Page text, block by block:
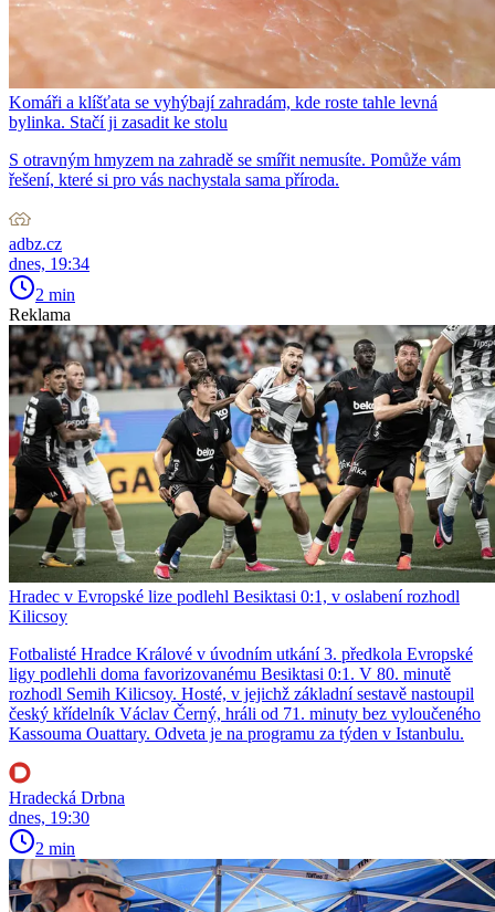
Komáři a klíšťata se vyhýbají zahradám, kde roste tahle levná
bylinka. Stačí ji zasadit ke stolu
S otravným hmyzem na zahradě se smířit nemusíte. Pomůže vám
řešení, které si pro vás nachystala sama příroda.
adbz.cz
dnes, 19:34
2 min
Reklama
Hradec v Evropské lize podlehl Besiktasi 0:1, v oslabení rozhodl
Kilicsoy
Fotbalisté Hradce Králové v úvodním utkání 3. předkola Evropské
ligy podlehli doma favorizovanému Besiktasi 0:1. V 80. minutě
rozhodl Semih Kilicsoy. Hosté, v jejichž základní sestavě nastoupil
český křídelník Václav Černý, hráli od 71. minuty bez vyloučeného
Kassouma Ouattary. Odveta je na programu za týden v Istanbulu.
Hradecká Drbna
dnes, 19:30
2 min